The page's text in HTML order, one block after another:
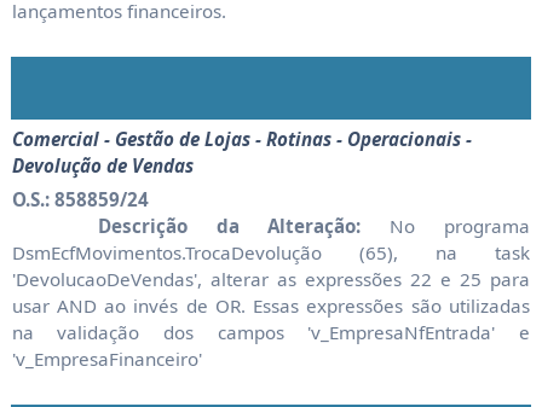
lançamentos financeiros.
Comercial - Gestão de Lojas - Rotinas - Operacionais -
Devolução de Vendas
O.S.: 858859/24
Descrição da Alteração: No programa
DsmEcfMovimentos.TrocaDevolução (65), na task
'DevolucaoDeVendas', alterar as expressões 22 e 25 para
usar AND ao invés de OR. Essas expressões são utilizadas
na validação dos campos 'v_EmpresaNfEntrada' e
'v_EmpresaFinanceiro'